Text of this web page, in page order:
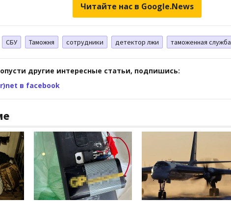
Читайте нас в Google.News
СБУ Таможня сотрудники детектор лжи таможенная служба
другие интересные статьи, подпишись:
в facebook